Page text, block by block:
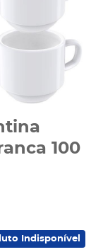
100
Indisponível